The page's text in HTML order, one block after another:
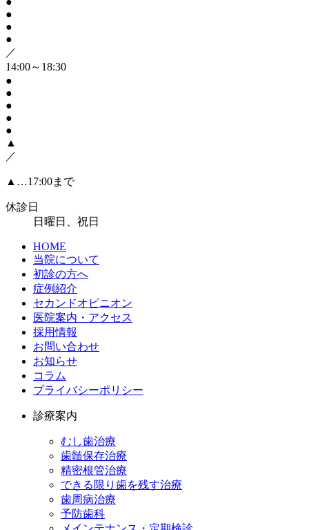
●
●
●
／
14:00～18:30
●
●
●
●
●
▲
／
▲…17:00まで
休診日
日曜日、祝日
HOME
当院について
初診の方へ
症例紹介
セカンドオピニオン
医院案内・アクセス
採用情報
お問い合わせ
お知らせ
コラム
プライバシーポリシー
診療案内
むし歯治療
歯髄保存治療
精密根管治療
できる限り歯を残す治療
歯周病治療
予防歯科